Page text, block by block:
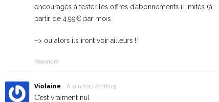
encouragés à tester les offres d’abonnements illimités (à
partir de 4,99€ par mois
–> ou alors ils iront voir ailleurs !!
Répondre
Violaine 6 juin 2011 At 16h15
C’est vraiment nul